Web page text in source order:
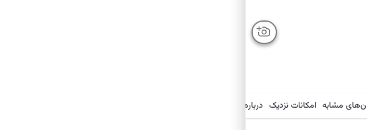
مشابه امکانات نزدیک درباره